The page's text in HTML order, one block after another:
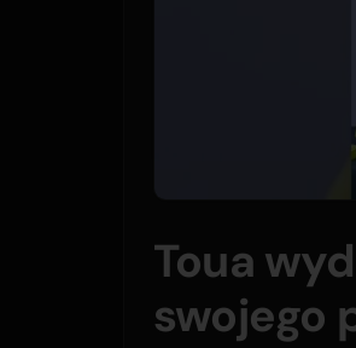
Toua
swojego